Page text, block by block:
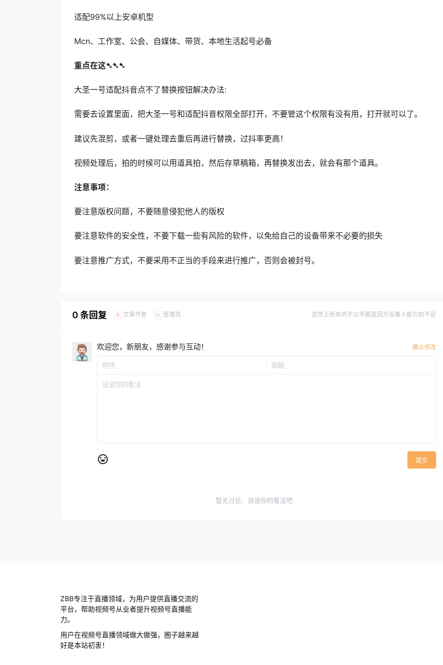
适配99%以上安卓机型
Mcn、工作室、公会、自媒体、带货、本地生活起号必备
重点在这➷➷➷
大圣一号适配抖音点不了替换按钮解决办法:
需要去设置里面，把大圣一号和适配抖音权限全部打开，不要管这个权限有没有用，打开就可以了。
建议先混剪，或者一键处理去重后再进行替换，过抖率更高！
视频处理后，拍的时候可以用道具拍，然后存草稿箱，再替换发出去，就会有那个道具。
注意事项：
要注意版权问题，不要随意侵犯他人的版权
要注意软件的安全性，不要下载一些有风险的软件，以免给自己的设备带来不必要的损失
要注意推广方式，不要采用不正当的手段来进行推广，否则会被封号。
0 条回复 A 文章作者 M 管理员 这世上所有的不公平都是因为当事人能力的不足
欢迎您，新朋友，感谢参与互动！ 确认修改
提交
暂无讨论，说说你的看法吧
ZBB专注于直播领域，为用户提供直播交流的
平台，帮助视频号从业者提升视频号直播能
力。
用户在视频号直播领域做大做强，圈子越来越
好是本站初衷！